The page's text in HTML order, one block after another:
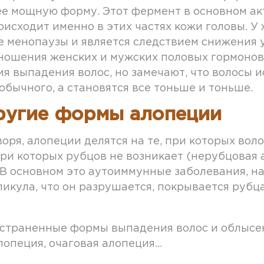
мощную форму. Этот фермент в основном
именно в этих частях кожи головы.
и является следствием
женских и мужских половых
выпадения волос, но замечают, что волосы
а становятся все тоньше и тоньше.
формы алопеции
алопеции делятся на те, при которых
которых рубцов не возникает (нерубцовая
основном это аутоиммунные заболевания,
что он разрушается, покрывается
формы выпадения волос и
очаговая алопеция...